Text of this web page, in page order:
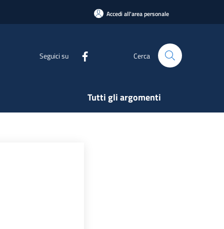
Accedi all'area personale
Seguici su Cerca
Tutti gli argomenti